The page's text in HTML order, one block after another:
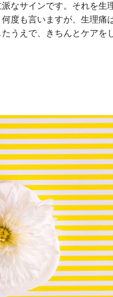
なサインです。それを生
度も言いますが、生理痛
うえで、きちんとケアを